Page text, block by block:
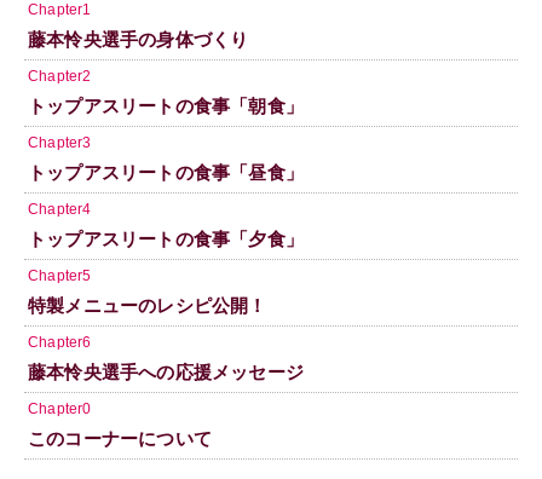
Chapter1
藤本怜央選手の身体づくり
Chapter2
トップアスリートの食事「朝食」
Chapter3
トップアスリートの食事「昼食」
Chapter4
トップアスリートの食事「夕食」
Chapter5
特製メニューのレシピ公開！
Chapter6
藤本怜央選手への応援メッセージ
Chapter0
このコーナーについて